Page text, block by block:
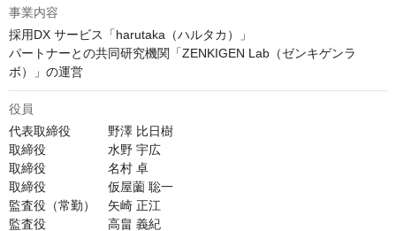
事業内容
採用DX サービス「harutaka（ハルタカ）」
パートナーとの共同研究機関「ZENKIGEN Lab（ゼンキゲンラ
ボ）」の運営
役員
代表取締役　　　野澤 比日樹
取締役　　　　　水野 宇広
取締役　　　　　名村 卓
取締役　　　　　仮屋薗 聡一
監査役（常勤）　矢崎 正江
監査役　　　　　高畠 義紀